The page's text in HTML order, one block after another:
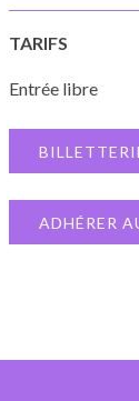
TARIFS
Entrée libre
ADHÉRER